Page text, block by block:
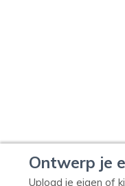
Ontwerp je
Upload je eigen of